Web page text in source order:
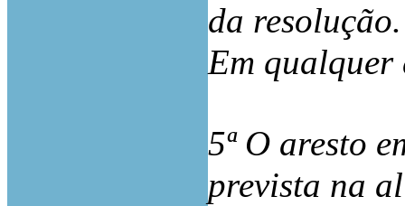
da resolução.
Em qualquer
5ª O aresto
prevista na